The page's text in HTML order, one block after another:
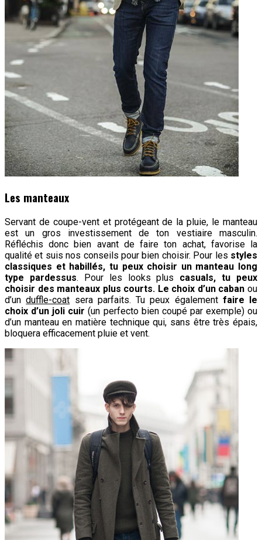
Les manteaux
Servant de coupe-vent et protégeant de la pluie, le manteau
est un gros investissement de ton vestiaire masculin.
Réfléchis donc bien avant de faire ton achat, favorise la
qualité et suis nos conseils pour bien choisir. Pour les styles
classiques et habillés, tu peux choisir un manteau long
type pardessus. Pour les looks plus casuals, tu peux
choisir des manteaux plus courts. Le choix d’un caban ou
d’unduffle-coat sera parfaits. Tu peux également faire le
choix d’un joli cuir (un perfecto bien coupé par exemple) ou
d’un manteau en matière technique qui, sans être très épais,
bloquera efficacement pluie et vent.